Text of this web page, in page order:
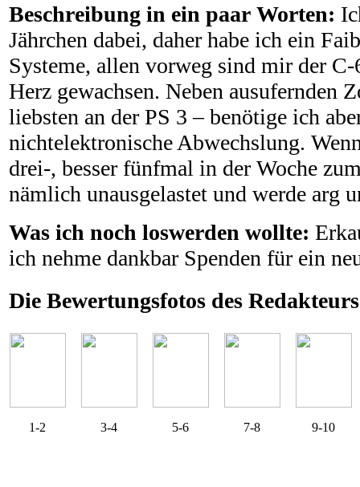
Beschreibung in ein paar Worten:
Jährchen dabei, daher habe ich ein
Systeme, allen vorweg sind mir der
Herz gewachsen. Neben ausufernden
liebsten an der PS 3 – benötige ich
nichtelektronische Abwechslung.
drei-, besser fünfmal in der Woche
nämlich unausgelastet und werde arg
Was ich noch loswerden wollte:
ich nehme dankbar Spenden für ein
Die Bewertungsfotos des
1-2 3-4 5-6 7-8 9-10